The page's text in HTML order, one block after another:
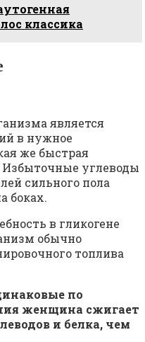
классика
является
в нужное
же быстрая
Избыточные углеводы
сильного пола
боках.
в гликогене
обычно
топлива
по
женщина сжигает
и белка, чем